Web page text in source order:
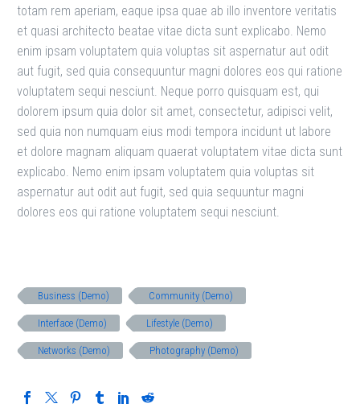
totam rem aperiam, eaque ipsa quae ab illo inventore veritatis
et quasi architecto beatae vitae dicta sunt explicabo. Nemo
enim ipsam voluptatem quia voluptas sit aspernatur aut odit
aut fugit, sed quia consequuntur magni dolores eos qui ratione
voluptatem sequi nesciunt. Neque porro quisquam est, qui
dolorem ipsum quia dolor sit amet, consectetur, adipisci velit,
sed quia non numquam eius modi tempora incidunt ut labore
et dolore magnam aliquam quaerat voluptatem vitae dicta sunt
explicabo. Nemo enim ipsam voluptatem quia voluptas sit
aspernatur aut odit aut fugit, sed quia sequuntur magni
dolores eos qui ratione voluptatem sequi nesciunt.
Business (Demo) Community (Demo)
Interface (Demo) Lifestyle (Demo)
Networks (Demo) Photography (Demo)